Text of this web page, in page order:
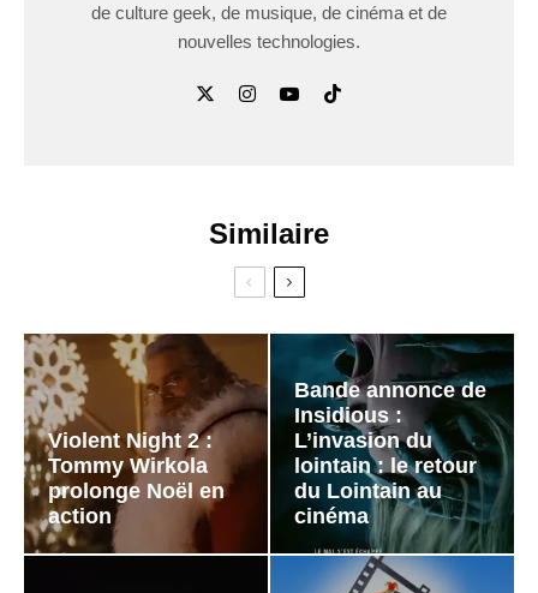
de culture geek, de musique, de cinéma et de
nouvelles technologies.
Similaire
Violent Night 2 :
Tommy Wirkola
prolonge Noël en
action
Bande annonce de
Insidious :
L’invasion du
lointain : le retour
du Lointain au
cinéma